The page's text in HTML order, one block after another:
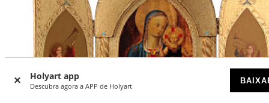
Holyart app
Descubra agora a APP de Holyart